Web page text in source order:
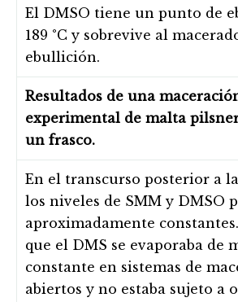
El DMSO tiene un punto de
189 °C y sobrevive al
ebullición.
Resultados de una
experimental de malta
un frasco.
En el transcurso posterior a
los niveles de SMM y DMSO
aproximadamente
que el DMS se evaporaba de
constante en sistemas de
abiertos y no estaba sujeto a